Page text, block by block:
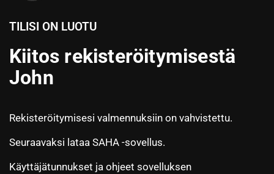
TILISI ON LUOTU
Kiitos rekisteröitymisestä
John
Rekisteröitymisesi valmennuksiin on vahvistettu.
Seuraavaksi lataa SAHA -sovellus.
Käyttäjätunnukset ja ohjeet sovelluksen